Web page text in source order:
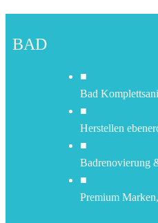
BAD
■
Bad
■
Herstellen
■
Badrenovierung
■
Premium